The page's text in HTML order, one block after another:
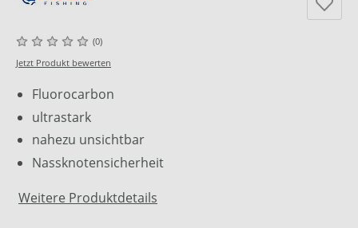
(0)
Jetzt Produkt bewerten
Fluorocarbon
ultrastark
nahezu unsichtbar
Nassknotensicherheit
Weitere Produktdetails